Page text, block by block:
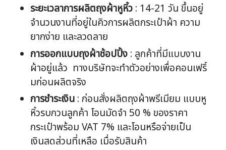
ระยะเวลาการผลิตถุงผ้าหูหิ้ว : 14-21 วัน ขึ้นอยู่
จำนวนงานที่อยู่ในคิวการผลิตกระเป๋าผ้า ความ
ยากง่าย และลวดลาย
การออกแบบถุงผ้าช้อปปิ้ง : ลูกค้าที่มีแบบงาน
ผ้าอยู่แล้ว ทางบริษัทจะทำตัวอย่างเพื่อคอนเฟริ์
มก่อนผลิตจริง
การชำระเงิน : ก่อนสั่งผลิตถุงผ้าพรีเมียม แบบหู
หิ้วรบกวนลูกค้า โอนมัดจำ 50 % ของราคา
กระเป๋าพร้อม VAT 7% และโอนหรือจ่ายเป็น
เงินสดส่วนที่เหลือ เมื่อรับสินค้า